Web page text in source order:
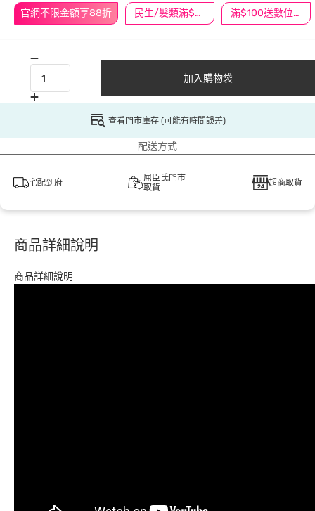
官網不限金額享88折 民生/髮類滿$388送舒潔冰巾 滿$100送數位印花
加入購物袋
查看門市庫存 (可能有時間誤差)
配送方式
宅配到府
屈臣氏門市
取貨
超商取貨
商品詳細說明
商品詳細說明